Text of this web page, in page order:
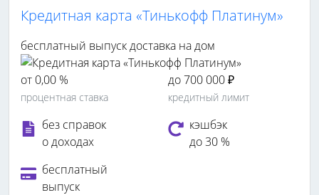
Кредитная карта «Тинькофф Платинум»
бесплатный выпускдоставка на дом
от 0,00 %
процентная ставка
до 700 000 ₽
кредитный лимит
без справок
о доходах
кэшбэк
до 30 %
бесплатный
выпуск